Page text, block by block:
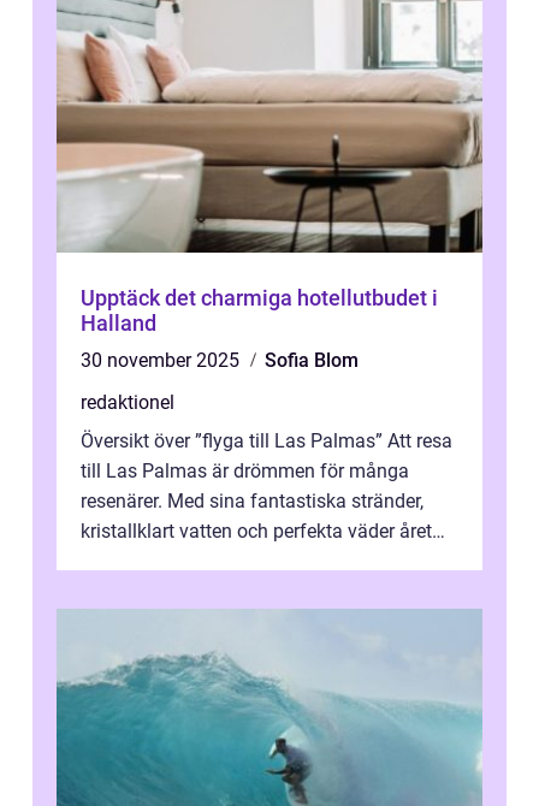
Upptäck det charmiga hotellutbudet i
Halland
30 november 2025
Sofia Blom
redaktionel
Översikt över ”flyga till Las Palmas” Att resa
till Las Palmas är drömmen för många
resenärer. Med sina fantastiska stränder,
kristallklart vatten och perfekta väder året